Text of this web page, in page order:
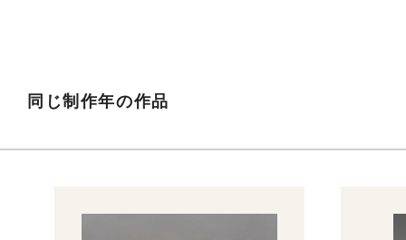
同じ制作年の作品